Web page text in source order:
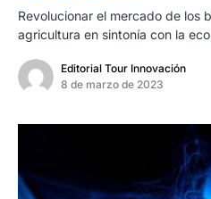
Revolucionar el mercado de los
agricultura en sintonía con la
Editorial Tour Innovación
8 de marzo de 2023